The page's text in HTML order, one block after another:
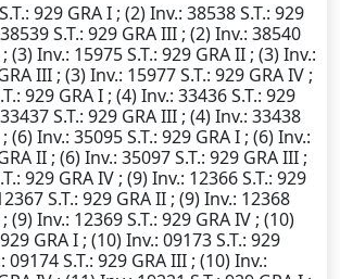
S.T.: 929 GRA I ; (2)Inv.: 38538S.T.: 929
S.T.: 929 GRA III ; (2)Inv.: 38540
(3)Inv.: 15975S.T.: 929 GRA II ; (3)Inv.:
III ; (3)Inv.: 15977S.T.: 929 GRA IV ;
: 929 GRA I ; (4)Inv.: 33436S.T.: 929
S.T.: 929 GRA III ; (4)Inv.: 33438
(6)Inv.: 35095S.T.: 929 GRA I ; (6)Inv.:
II ; (6)Inv.: 35097S.T.: 929 GRA III ;
: 929 GRA IV ; (9)Inv.: 12366S.T.: 929
S.T.: 929 GRA II ; (9)Inv.: 12368
(9)Inv.: 12369S.T.: 929 GRA IV ; (10)
GRA I ; (10)Inv.: 09173S.T.: 929
: 09174S.T.: 929 GRA III ; (10)Inv.: